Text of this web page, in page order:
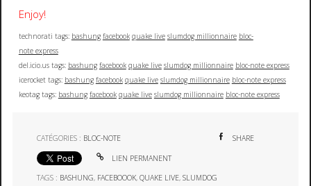
Enjoy!
technorati tags: bashung facebook quake live slumdog millionnaire bloc-
note express
del.icio.us tags: bashung facebook quake live slumdog millionnaire bloc-note express
icerocket tags: bashung facebook quake live slumdog millionnaire bloc-note express
keotag tags: bashung facebook quake live slumdog millionnaire bloc-note express
CATÉGORIES : BLOC-NOTE SHARE
LIEN PERMANENT
TAGS : BASHUNG, FACEBOOOK,QUAKE LIVE,SLUMDOG